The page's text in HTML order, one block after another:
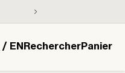
/ EN RechercherPanier
Panier